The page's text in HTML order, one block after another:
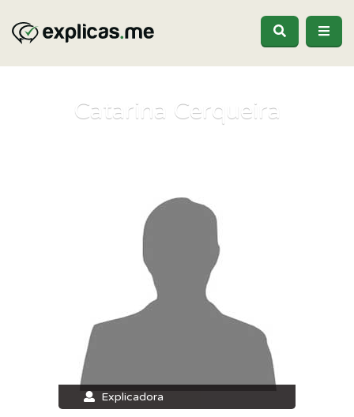
Catarina Cerqueira
Explicadora